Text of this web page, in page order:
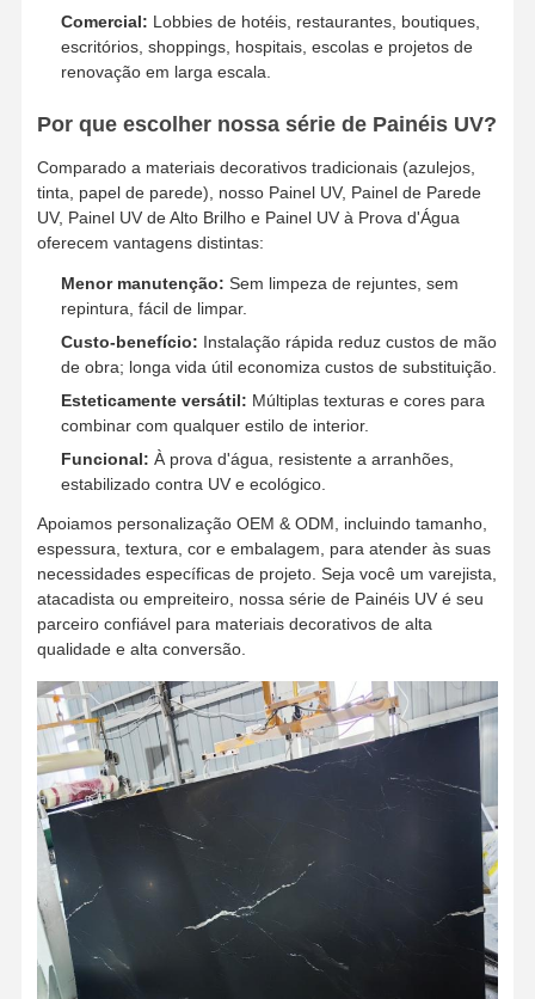
Comercial: Lobbies de hotéis, restaurantes, boutiques,
escritórios, shoppings, hospitais, escolas e projetos de
renovação em larga escala.
Por que escolher nossa série de Painéis UV?
Comparado a materiais decorativos tradicionais (azulejos,
tinta, papel de parede), nosso Painel UV, Painel de Parede
UV, Painel UV de Alto Brilho e Painel UV à Prova d'Água
oferecem vantagens distintas:
Menor manutenção: Sem limpeza de rejuntes, sem
repintura, fácil de limpar.
Custo-benefício: Instalação rápida reduz custos de mão
de obra; longa vida útil economiza custos de substituição.
Esteticamente versátil: Múltiplas texturas e cores para
combinar com qualquer estilo de interior.
Funcional: À prova d'água, resistente a arranhões,
estabilizado contra UV e ecológico.
Apoiamos personalização OEM & ODM, incluindo tamanho,
espessura, textura, cor e embalagem, para atender às suas
necessidades específicas de projeto. Seja você um varejista,
atacadista ou empreiteiro, nossa série de Painéis UV é seu
parceiro confiável para materiais decorativos de alta
qualidade e alta conversão.